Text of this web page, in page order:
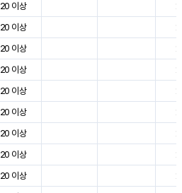
20 이상
20 이상
20 이상
20 이상
20 이상
20 이상
20 이상
20 이상
20 이상